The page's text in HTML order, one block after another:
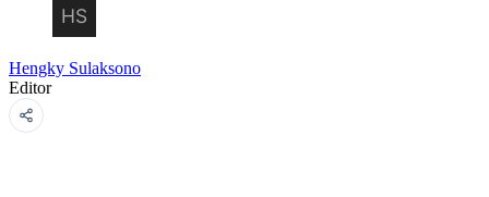
Hengky Sulaksono
Editor